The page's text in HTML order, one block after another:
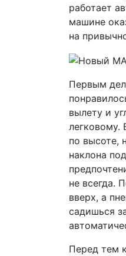
работает
машине
на
Первым
вылету и
легковому.
по высоте,
наклона
не всегда.
вверх, а
садишься
Перед тем